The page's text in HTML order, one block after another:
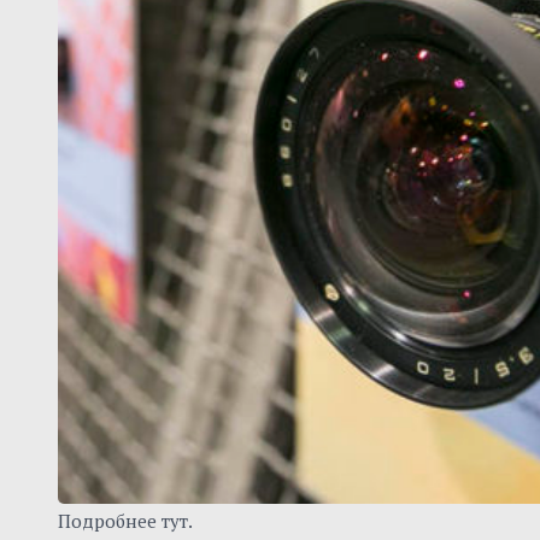
посвященное Дню Победы 1941-1945 годов Мемориал
Славы, ул. Гагарина.
11.00 — Легкоатлетическая эстафета, посвященная Дню
победы в Великой отечественной войне 1941-1945 годов,
на призы газеты «Сургутская трибуна». Старт- ул.
Энгельса, тел. 36-50-55
– акция «Читающий автобус» (чтение
произведений о Великой Отечественной войне.
Пассажиры одного из автобусов, следующих по маршруту
№ 47, смогут принять участие в громких чтениях стихов о
войне, узнают о сургутянах-фронтовиках), 0+. Место
проведения: универсальная библиотека № 3 на
площадке автобуса городского маршрута № 47. Тел.: 35-
05-90. Вход свободный
— концерт солдатской песни .Мемориал Славы,
ул. Гагарина.
12.00 – народное гуляние, праздничный концерт «Во
Славу Великой Победы»,
посвящённые празднованию
Дня Победы в Великой Отечественной войне, 0+.
Площадь МАУ «Сургутская филармония», ул. Энгельса, 18.
Вход свободный.
—праздничная программа «Слава
Подробнее тут.